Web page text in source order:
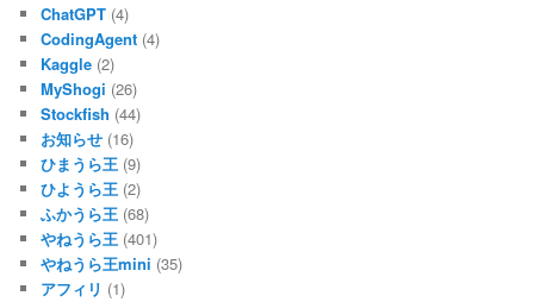
ChatGPT (4)
CodingAgent (4)
Kaggle (2)
MyShogi (26)
Stockfish (44)
お知らせ (16)
ひまうら王 (9)
ひようら王 (2)
ふかうら王 (68)
やねうら王 (401)
やねうら王mini (35)
アフィリ (1)